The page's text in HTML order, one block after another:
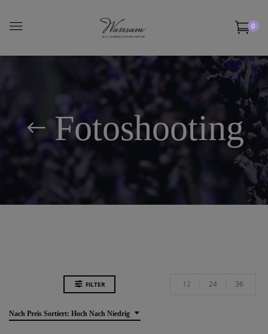
0
Fotoshooting
FILTER
Nach Preis Sortiert: Hoch Nach Niedrig
12 24 36